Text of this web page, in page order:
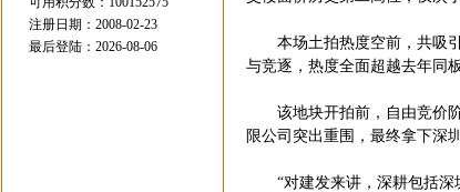
注册日期：2008-02-23
最后登陆：2026-08-06
本场土拍热度空前，共吸引
与竞逐，热度全面超越去年同
该地块开拍前，自由竞价阶
限公司突出重围，最终拿下深
“对建发来讲，深耕包括深